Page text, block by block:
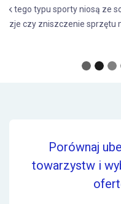
nas myśli o poprawie
czy zastanawiamy się
towarzystw i